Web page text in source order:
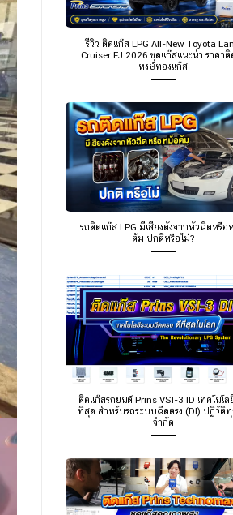
รีวิว ติดแก๊ส LPG All-New Toyota
Cruiser FJ 2026 ชุดแก๊สแนะนำ ราคาติ
หงษ์ทองแก๊ส
รถติดแก๊ส LPG มีเสียงดังจากหัวฉีดหรือ
ต้ม ปกติหรือไม่?
ติดแก๊สรถยนต์ Prins VSI-3 ID เทคโนโ
ที่สุด สำหรับรถระบบฉีดตรง (DI) ปฏิวัติ
จำกัด